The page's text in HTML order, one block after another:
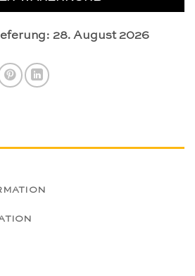
28. August 2026